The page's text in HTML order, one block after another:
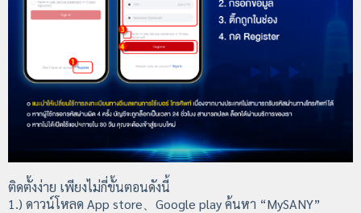
ติดตั้งง่าย เพียงไม่กี่ขั้นตอนดังนี้
1.) ดาวน์โหลด App store、Google play ค้นหา “MySANY”